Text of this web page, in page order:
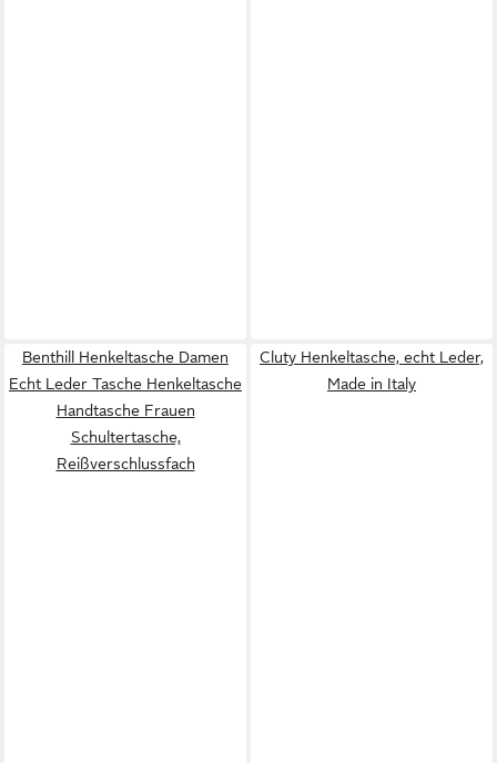
Benthill Henkeltasche Damen
Echt Leder Tasche Henkeltasche
Handtasche Frauen
Schultertasche,
Reißverschlussfach
Cluty Henkeltasche, echt Leder,
Made in Italy